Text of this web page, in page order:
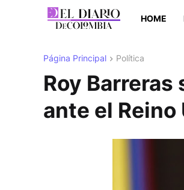
HOME
Página Principal Política
Roy Barreras
ante el Reino